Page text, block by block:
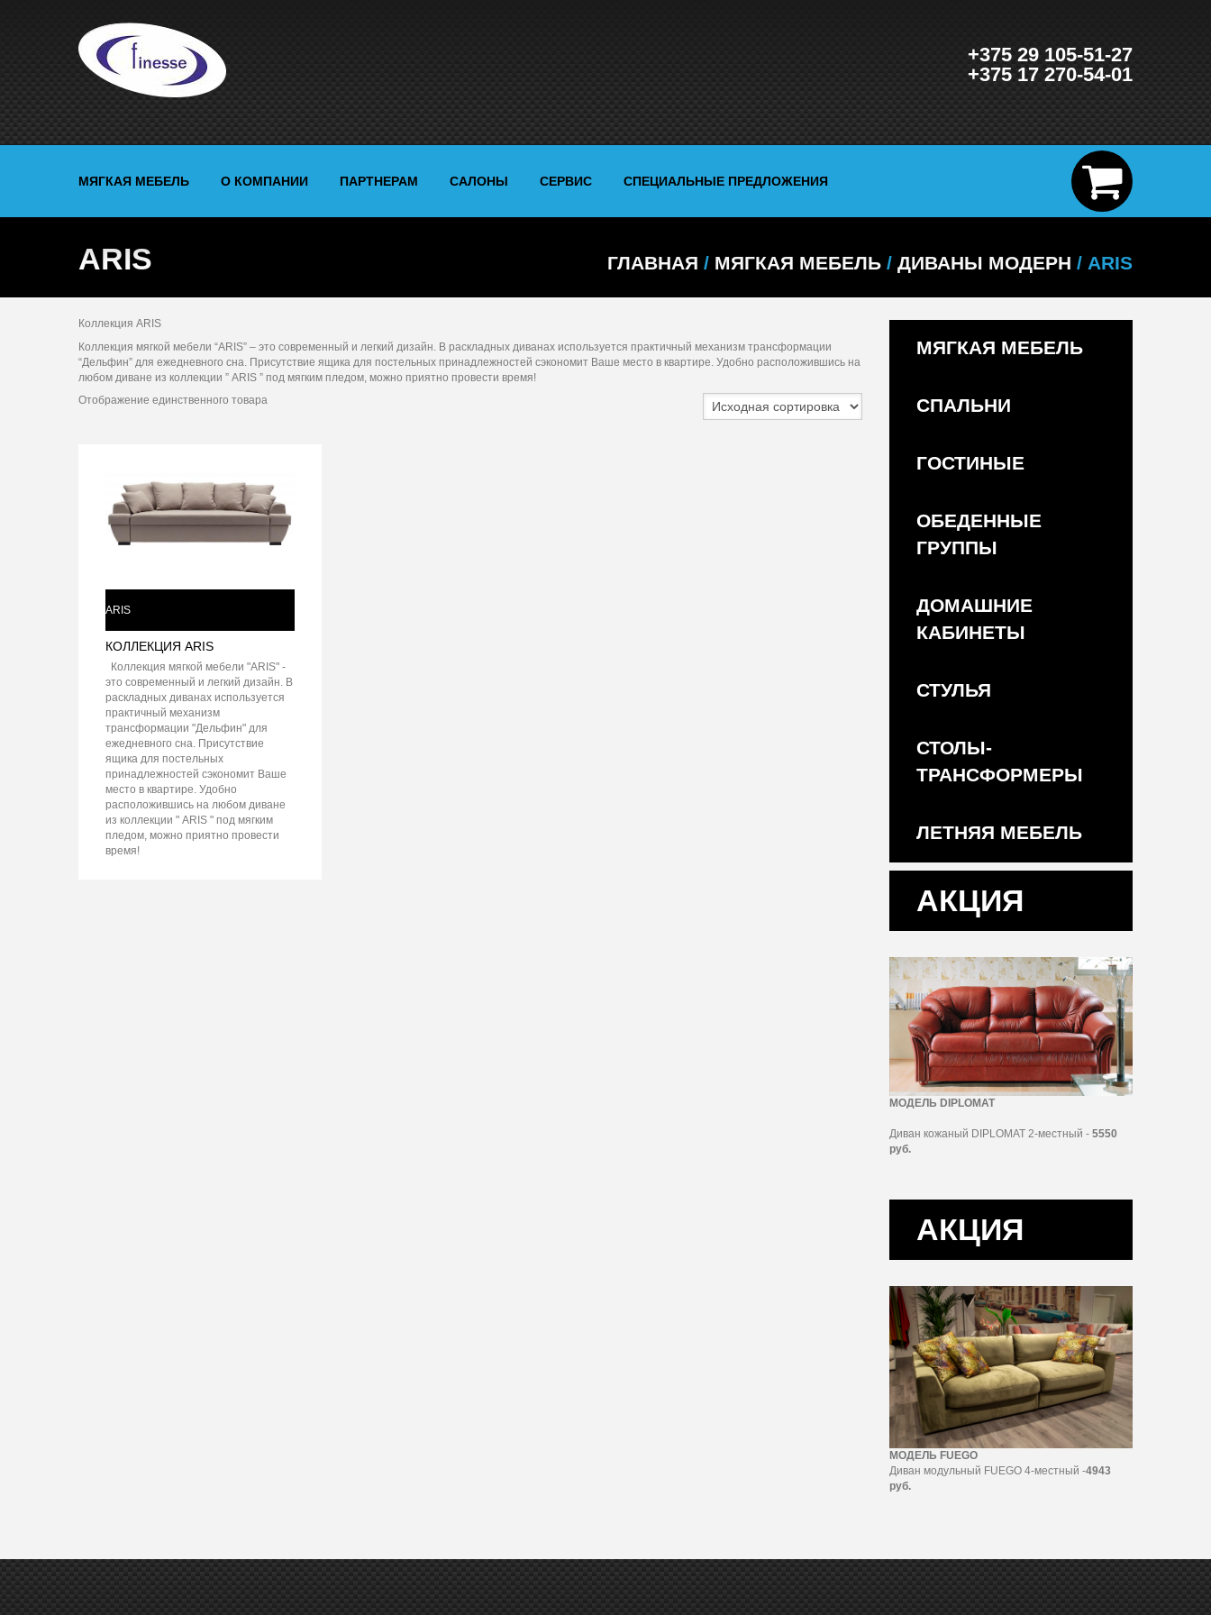
+375 29 105-51-27
+375 17 270-54-01
МЯГКАЯ МЕБЕЛЬ О КОМПАНИИ ПАРТНЕРАМ САЛОНЫ СЕРВИС СПЕЦИАЛЬНЫЕ ПРЕДЛОЖЕНИЯ
ARIS ГЛАВНАЯ / МЯГКАЯ МЕБЕЛЬ / ДИВАНЫ МОДЕРН / ARIS
Коллекция ARIS
Коллекция мягкой мебели “ARIS” – это современный и легкий дизайн. В раскладных диванах используется практичный механизм трансформации
“Дельфин” для ежедневного сна. Присутствие ящика для постельных принадлежностей сэкономит Ваше место в квартире. Удобно расположившись на
любом диване из коллекции ” ARIS ” под мягким пледом, можно приятно провести время!
Отображение единственного товара
ARIS
КОЛЛЕКЦИЯ ARIS
Коллекция мягкой мебели "ARIS" -
это современный и легкий дизайн. В
раскладных диванах используется
практичный механизм
трансформации "Дельфин" для
ежедневного сна. Присутствие
ящика для постельных
принадлежностей сэкономит Ваше
место в квартире. Удобно
расположившись на любом диване
из коллекции " ARIS " под мягким
пледом, можно приятно провести
время!
МЯГКАЯ МЕБЕЛЬ
СПАЛЬНИ
ГОСТИНЫЕ
ОБЕДЕННЫЕ
ГРУППЫ
ДОМАШНИЕ
КАБИНЕТЫ
СТУЛЬЯ
СТОЛЫ-
ТРАНСФОРМЕРЫ
ЛЕТНЯЯ МЕБЕЛЬ
АКЦИЯ
МОДЕЛЬ DIPLOMAT
Диван кожаный DIPLOMAT 2-местный - 5550
руб.
АКЦИЯ
МОДЕЛЬ FUEGO
Диван модульный FUEGO 4-местный -4943
руб.